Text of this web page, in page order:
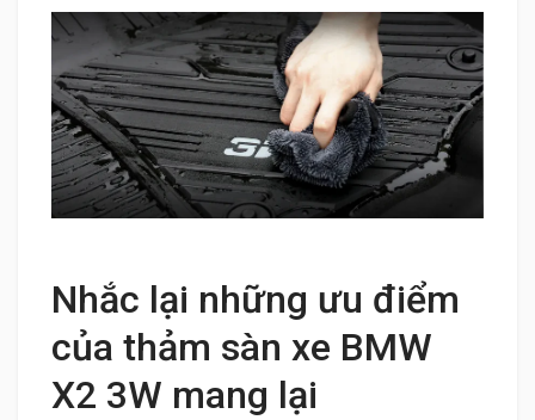
Nhắc lại những ưu điểm
của thảm sàn xe BMW
X2 3W mang lại